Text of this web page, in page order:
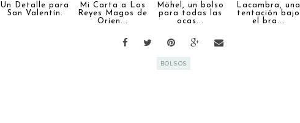
Un Detalle para
San Valentín.
Mi Carta a Los
Reyes Magos de
Orien...
Möhel, un bolso
para todas las
ocas...
Lacambra, una
tentación bajo
el bra...
BOLSOS